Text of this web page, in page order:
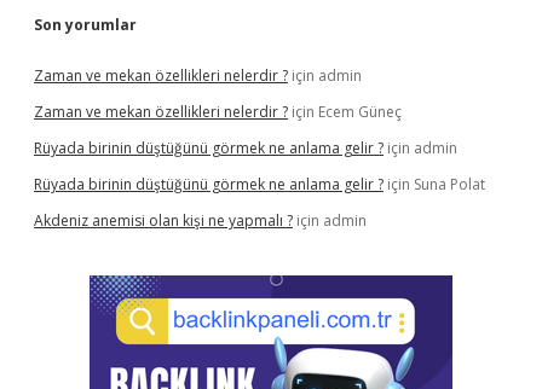
Son yorumlar
Zaman ve mekan özellikleri nelerdir ? için admin
Zaman ve mekan özellikleri nelerdir ? için Ecem Güneç
Rüyada birinin düştüğünü görmek ne anlama gelir ? için admin
Rüyada birinin düştüğünü görmek ne anlama gelir ? için Suna Polat
Akdeniz anemisi olan kişi ne yapmalı ? için admin